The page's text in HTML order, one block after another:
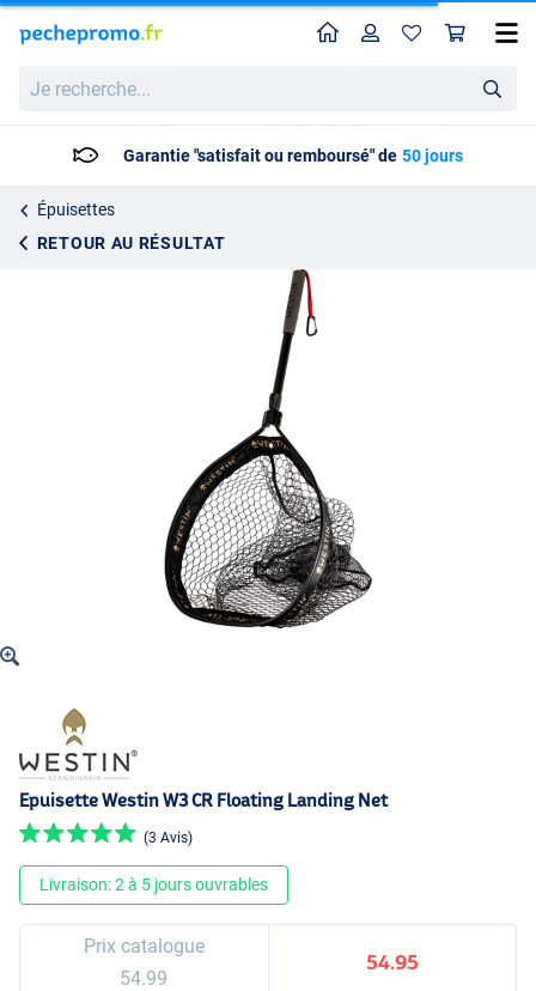
recherche...
HomeProfil
Garantie "satisfait ou remboursé" de 50 jours
Épuisettes
RETOUR AU RÉSULTAT
Epuisette Westin W3 CR Floating Landing Net
Epuisette Westin W3 CR Floating Landing Net
(3 Avis)
Livraison: 2 à 5 jours ouvrables
Prix catalogue
54.99
54.95